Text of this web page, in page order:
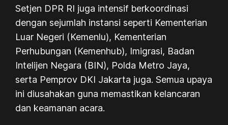
Setjen DPR RI juga intensif berkoordinasi
dengan sejumlah instansi seperti Kementerian
Luar Negeri (Kemenlu), Kementerian
Perhubungan (Kemenhub), Imigrasi, Badan
Intelijen Negara (BIN), Polda Metro Jaya,
serta Pemprov DKI Jakarta juga. Semua upaya
ini diusahakan guna memastikan kelancaran
dan keamanan acara.